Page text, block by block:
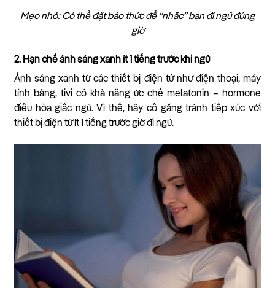
Mẹo nhỏ: Có thể đặt báo thức để “nhắc” bạn đi ngủ đúng
giờ
2. Hạn chế ánh sáng xanh ít 1 tiếng trước khi ngủ
Ánh sáng xanh từ các thiết bị điện tử như điện thoại, máy
tính bảng, tivi có khả năng ức chế melatonin – hormone
điều hòa giấc ngủ. Vì thế, hãy cố gắng tránh tiếp xúc với
thiết bị điện tử ít 1 tiếng trước giờ đi ngủ.